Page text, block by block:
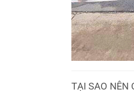
TẠI SAO NÊN